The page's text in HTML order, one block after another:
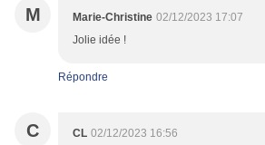
M Marie-Christine 02/12/2023 17:07
Jolie idée !
Répondre
C CL 02/12/2023 16:56